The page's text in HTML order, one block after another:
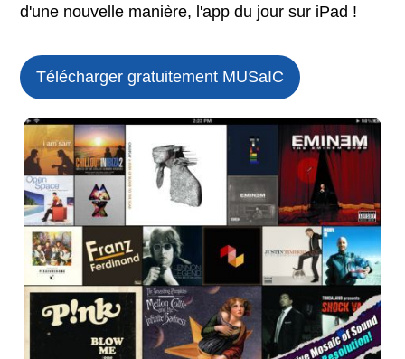
d'une nouvelle manière, l'app du jour sur iPad !
Télécharger gratuitement MUSaIC